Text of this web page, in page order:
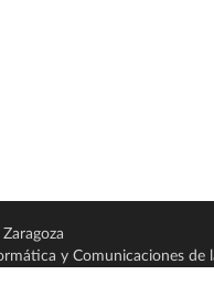
y Comunicaciones de